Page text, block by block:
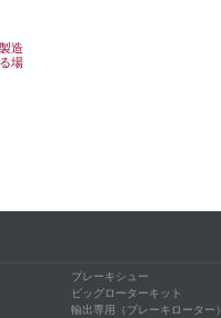
造
場
ブレーキシュー
ビッグローターキット
輸出専用（ブレーキローター）